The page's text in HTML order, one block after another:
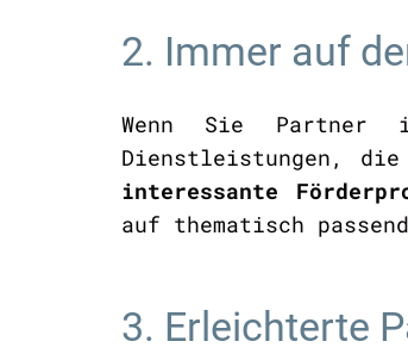
2. Immer auf
Wenn Sie Partner
Dienstleistungen, die
interessante
auf thematisch
3. Erleichterte